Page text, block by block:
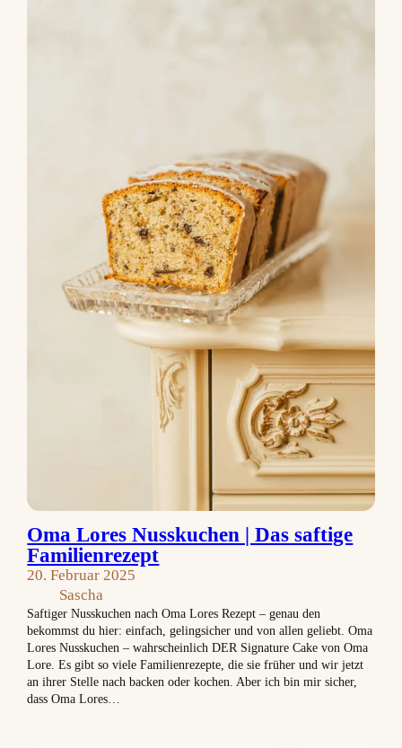
Oma Lores Nusskuchen | Das saftige
Familienrezept
20. Februar 2025
Sascha
Saftiger Nusskuchen nach Oma Lores Rezept – genau den
bekommst du hier: einfach, gelingsicher und von allen geliebt. Oma
Lores Nusskuchen – wahrscheinlich DER Signature Cake von Oma
Lore. Es gibt so viele Familienrezepte, die sie früher und wir jetzt
an ihrer Stelle nach backen oder kochen. Aber ich bin mir sicher,
dass Oma Lores…